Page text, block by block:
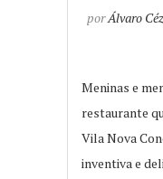
porÁlvaro
Meninas e
restaurante
Vila Nova
inventiva e